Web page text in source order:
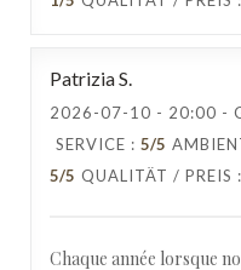
PatriziaS
2026-07-10 - 20:00 -
SERVICE : 5/5
5/5 QUALITÄT / PREIS :
Chaque année lorsque